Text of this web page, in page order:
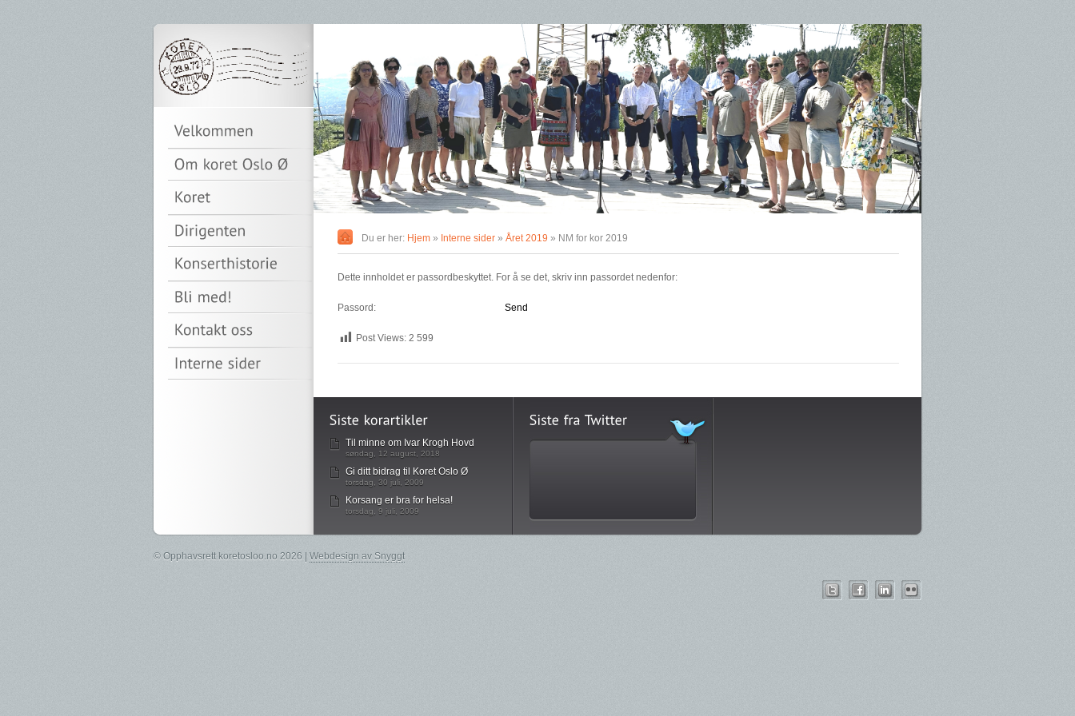
Du er her: Hjem » Interne sider » Året 2019 » NM for kor 2019
Dette innholdet er passordbeskyttet. For å se det, skriv inn passordet nedenfor:
Passord:
Post Views: 2 599
Til minne om Ivar Krogh Hovd
søndag, 12 august, 2018
Gi ditt bidrag til Koret Oslo Ø
torsdag, 30 juli, 2009
Korsang er bra for helsa!
torsdag, 9 juli, 2009
© Opphavsrett koretosloo.no 2026 | Webdesign av Snyggt